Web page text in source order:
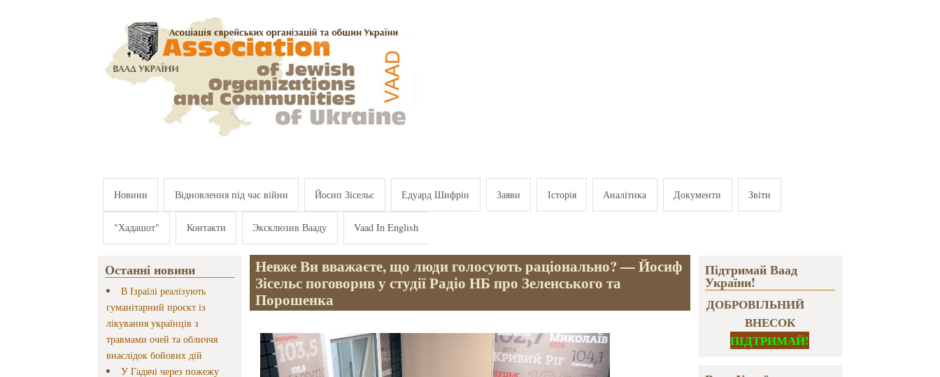
Новини Відновлення під час війни Йосип Зісельс Едуард Шифрін Заяви Історія Аналітика Документи Звіти
"Хадашот" Контакти Эксклюзив Вааду Vaad In English
Останні новини
В Ізраїлі реалізують
гуманітарний проєкт із
лікування українців з
травмами очей та обличчя
внаслідок бойових дій
У Гадячі через пожежу
Невже Ви вважаєте, що люди голосують раціонально? — Йосиф
Зісельс поговорив у студії Радіо НБ про Зеленського та
Порошенка
Підтримай Ваад
України!
ДОБРОВІЛЬНИЙ
ВНЕСОК
ПІДТРИМАЙ!